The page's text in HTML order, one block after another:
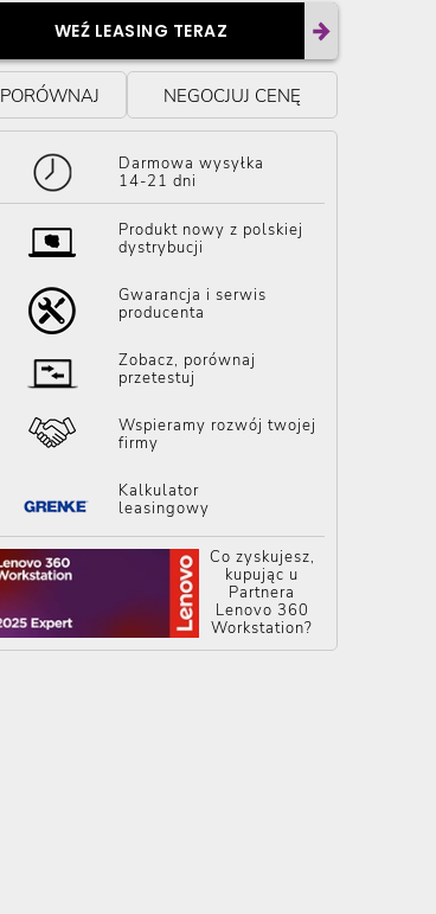
WEŹ LEASING TERAZ
PORÓWNAJ NEGOCJUJ CENĘ
Darmowa wysyłka
14-21 dni
Produkt nowy z polskiej
dystrybucji
Gwarancja i serwis
producenta
Zobacz, porównaj
przetestuj
Wspieramy rozwój twojej
firmy
Kalkulator
leasingowy
Co zyskujesz,
kupując u
Partnera
Lenovo 360
Workstation?